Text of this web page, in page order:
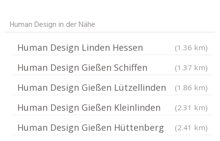
Human Design in der Nähe
Human Design Linden Hessen (1.36 km)
Human Design Gießen Schiffen (1.37 km)
Human Design Gießen Lützellinden (1.86 km)
Human Design Gießen Kleinlinden (2.31 km)
Human Design Gießen Hüttenberg (2.41 km)